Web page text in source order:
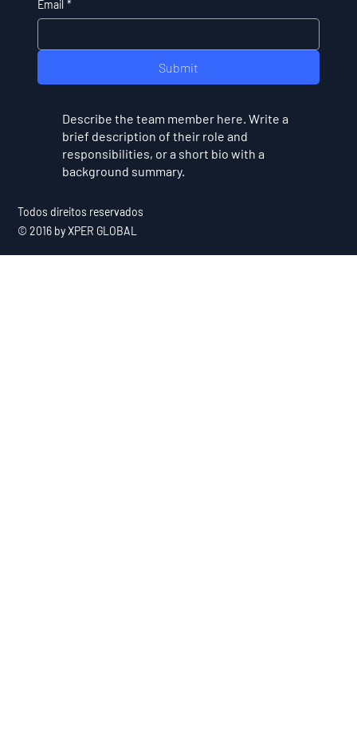
Email *
Submit
Describe the team member here. Write a
brief description of their role and
responsibilities, or a short bio with a
background summary.
Todos direitos reservados
© 2016 by XPER GLOBAL